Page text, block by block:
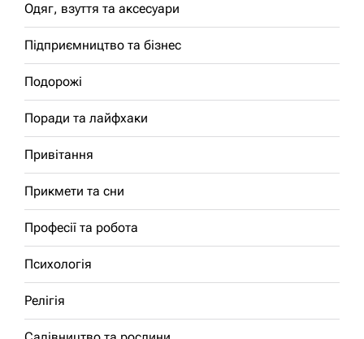
Одяг, взуття та аксесуари
Підприємництво та бізнес
Подорожі
Поради та лайфхаки
Привітання
Прикмети та сни
Професії та робота
Психологія
Релігія